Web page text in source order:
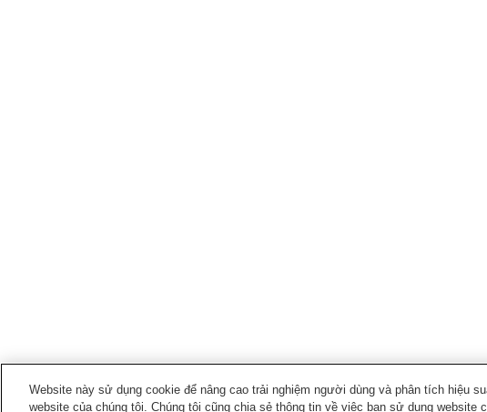
Website này sử dụng cookie để nâng cao trải nghiệm người dùng và phân tích hiệu
website của chúng tôi. Chúng tôi cũng chia sẻ thông tin về việc bạn sử dụng website